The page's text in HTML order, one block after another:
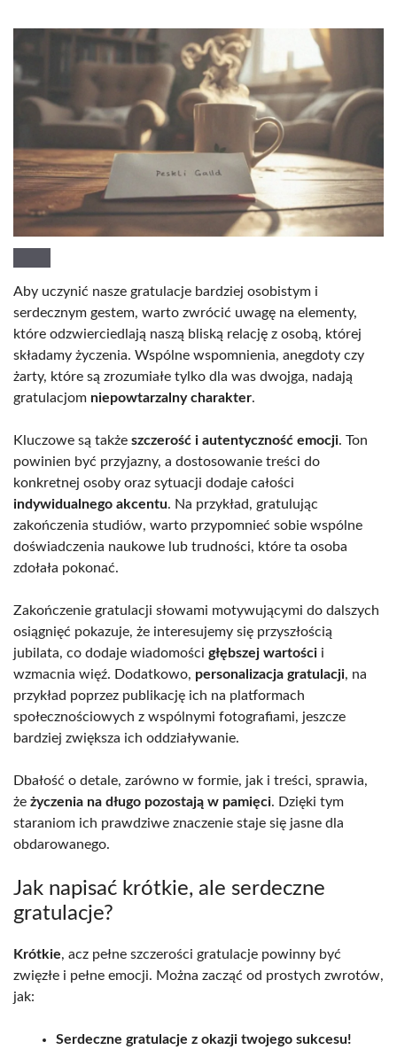
Aby uczynić nasze gratulacje bardziej osobistym i
serdecznym gestem, warto zwrócić uwagę na elementy,
które odzwierciedlają naszą bliską relację z osobą, której
składamy życzenia. Wspólne wspomnienia, anegdoty czy
żarty, które są zrozumiałe tylko dla was dwojga, nadają
gratulacjom niepowtarzalny charakter.
Kluczowe są także szczerość i autentyczność emocji. Ton
powinien być przyjazny, a dostosowanie treści do
konkretnej osoby oraz sytuacji dodaje całości
indywidualnego akcentu. Na przykład, gratulując
zakończenia studiów, warto przypomnieć sobie wspólne
doświadczenia naukowe lub trudności, które ta osoba
zdołała pokonać.
Zakończenie gratulacji słowami motywującymi do dalszych
osiągnięć pokazuje, że interesujemy się przyszłością
jubilata, co dodaje wiadomości głębszej wartości i
wzmacnia więź. Dodatkowo, personalizacja gratulacji, na
przykład poprzez publikację ich na platformach
społecznościowych z wspólnymi fotografiami, jeszcze
bardziej zwiększa ich oddziaływanie.
Dbałość o detale, zarówno w formie, jak i treści, sprawia,
że życzenia na długo pozostają w pamięci. Dzięki tym
staraniom ich prawdziwe znaczenie staje się jasne dla
obdarowanego.
Jak napisać krótkie, ale serdeczne
gratulacje?
Krótkie, acz pełne szczerości gratulacje powinny być
zwięzłe i pełne emocji. Można zacząć od prostych zwrotów,
jak:
Serdeczne gratulacje z okazji twojego sukcesu!